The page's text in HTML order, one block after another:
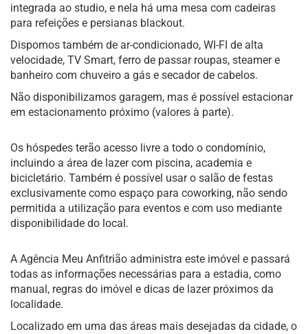
integrada ao studio, e nela há uma mesa com cadeiras
para refeições e persianas blackout.
Dispomos também de ar-condicionado, WI-FI de alta
velocidade, TV Smart, ferro de passar roupas, steamer e
banheiro com chuveiro a gás e secador de cabelos.
Não disponibilizamos garagem, mas é possível estacionar
em estacionamento próximo (valores à parte).
Os hóspedes terão acesso livre a todo o condomínio,
incluindo a área de lazer com piscina, academia e
bicicletário. Também é possível usar o salão de festas
exclusivamente como espaço para coworking, não sendo
permitida a utilização para eventos e com uso mediante
disponibilidade do local.
A Agência Meu Anfitrião administra este imóvel e passará
todas as informações necessárias para a estadia, como
manual, regras do imóvel e dicas de lazer próximos da
localidade.
Localizado em uma das áreas mais desejadas da cidade, o